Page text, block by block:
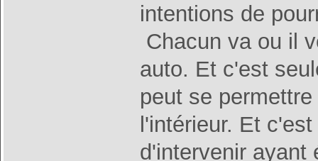
intentions de
Chacun va ou il
auto. Et c'est
peut se
l'intérieur. Et
d'intervenir ayant